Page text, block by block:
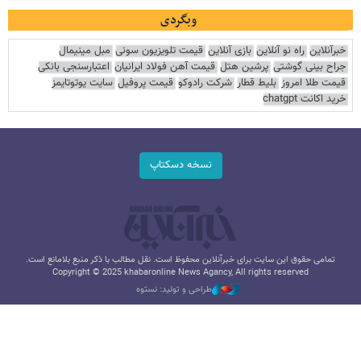
وبگردی
خبرآنلاین راه نو آنلاین بازی آنلاین قیمت تلویزیون سونی مبل مینیمال
جراح بینی گوشتی پرشین هتل قیمت آهن فولاد ایرانیان اعتبارسنجی بانکی
قیمت طلا امروز بلیط قطار شرکت رادوکو قیمت پروفیل سایت یوتوتایمز
خرید اکانت chatgpt
نسخه دسکتاپ
تمامی حقوق این سایت برای خبرآنلاین محفوظ است. نقل مطالب با ذکر منبع بلامانع است.
Copyright © 2025 khabaronline News Agancy, All rights reserved
طراحی و تولید: نستوه